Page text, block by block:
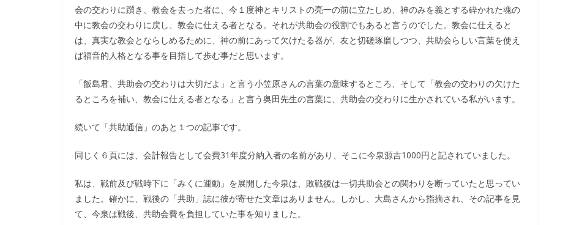
会の交わりに躓き、教会を去った者に、今１度神とキリストの亮一の前に立たしめ、神のみを義とする砕かれた魂の
中に教会の交わりに戻し、教会に仕える者となる。それが共助会の役割でもあると言うのでした。教会に仕えると
は、真実な教会とならしめるために、神の前にあって欠けたる器が、友と切磋琢磨しつつ、共助会らしい言葉を使え
ば福音的人格となる事を目指して歩む事だと思います。
「飯島君、共助会の交わりは大切だよ」と言う小笠原さんの言葉の意味するところ、そして「教会の交わりの欠けた
るところを補い、教会に仕える者となる」と言う奥田先生の言葉に、共助会の交わりに生かされている私がいます。
続いて「共助通信」のあと１つの記事です。
同じく６頁には、会計報告として会費31年度分納入者の名前があり、そこに今泉源吉1000円と記されていました。
私は、戦前及び戦時下に「みくに運動」を展開した今泉は、敗戦後は一切共助会との関わりを断っていたと思ってい
ました。確かに、戦後の「共助」誌に彼が寄せた文章はありません。しかし、大島さんから指摘され、その記事を見
て、今泉は戦後、共助会費を負担していた事を知りました。